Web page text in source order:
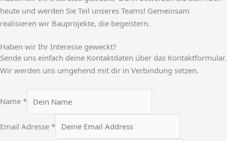
heute und werden Sie Teil unseres Teams! Gemeinsam
realisieren wir Bauprojekte, die begeistern.
Haben wir Ihr Interesse geweckt?
Sende uns einfach deine Kontaktdaten über das Kontaktformular.
Wir werden uns umgehend mit dir in Verbindung setzen.
Name *
a
Email Adresse *